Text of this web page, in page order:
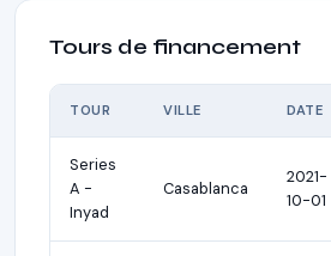
Tours de financement
TOUR VILLE DATE
Series
A -
Inyad
Casablanca
2021-
10-01